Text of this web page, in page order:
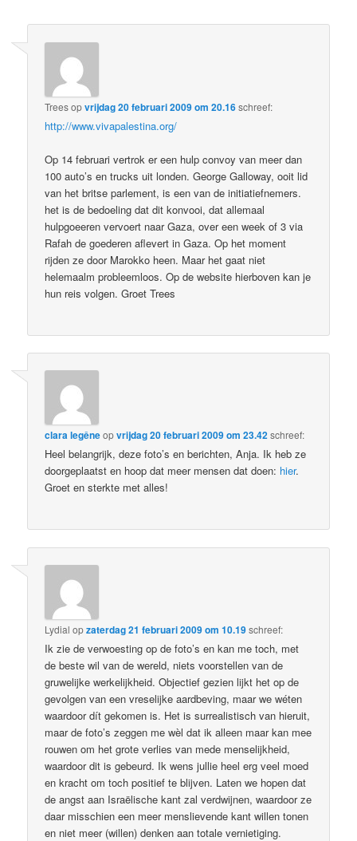
Treesopvrijdag 20 februari 2009 om 20.16schreef:
http://www.vivapalestina.org/
Op 14 februari vertrok er een hulp convoy van meer dan
100 auto’s en trucks uit londen. George Galloway, ooit lid
van het britse parlement, is een van de initiatiefnemers.
het is de bedoeling dat dit konvooi, dat allemaal
hulpgoeeren vervoert naar Gaza, over een week of 3 via
Rafah de goederen aflevert in Gaza. Op het moment
rijden ze door Marokko heen. Maar het gaat niet
helemaalm probleemloos. Op de website hierboven kan je
hun reis volgen. Groet Trees
clara legêneopvrijdag 20 februari 2009 om 23.42schreef:
Heel belangrijk, deze foto’s en berichten, Anja. Ik heb ze
doorgeplaatst en hoop dat meer mensen dat doen: hier.
Groet en sterkte met alles!
Lydial opzaterdag 21 februari 2009 om 10.19schreef:
Ik zie de verwoesting op de foto’s en kan me toch, met
de beste wil van de wereld, niets voorstellen van de
gruwelijke werkelijkheid. Objectief gezien lijkt het op de
gevolgen van een vreselijke aardbeving, maar we wéten
waardoor dít gekomen is. Het is surrealistisch van hieruit,
maar de foto’s zeggen me wèl dat ik alleen maar kan mee
rouwen om het grote verlies van mede menselijkheid,
waardoor dit is gebeurd. Ik wens jullie heel erg veel moed
en kracht om toch positief te blijven. Laten we hopen dat
de angst aan Israëlische kant zal verdwijnen, waardoor ze
daar misschien een meer menslievende kant willen tonen
en niet meer (willen) denken aan totale vernietiging.